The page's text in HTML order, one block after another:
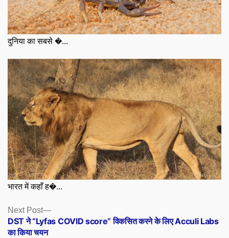
दुनिया का सबसे �...
भारत में कहाँ ह�...
Posts
navigation
Next Post
Next
post:
DST ने “Lyfas COVID score” विकसित करने के लिए Acculi Labs
का किया चयन